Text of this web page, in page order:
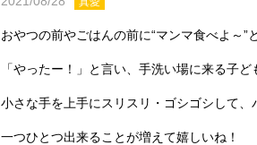
おやつの前やごはんの前に“マンマ食べよ～”
「やったー！」と言い、手洗い場に来る子ど
小さな手を上手にスリスリ・ゴシゴシして、
一つひとつ出来ることが増えて嬉しいね！